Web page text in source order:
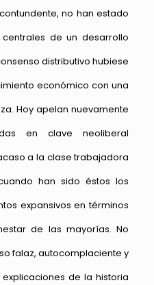
no han estado
de un desarrollo
distributivo hubiese
económico con una
Hoy apelan nuevamente
en clave neoliberal
a la clase trabajadora
han sido éstos los
expansivos en términos
de las mayorías. No
falaz, autocomplaciente y
de la historia